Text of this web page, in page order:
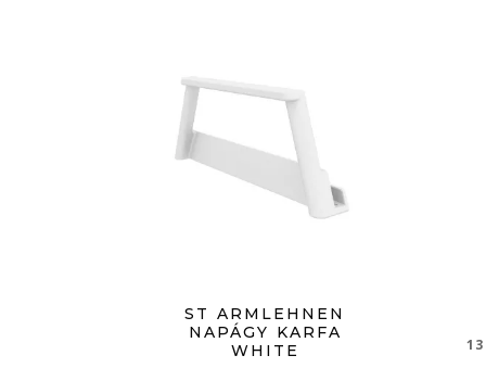
ST ARMLEHNEN
NAPÁGY KARFA
WHITE